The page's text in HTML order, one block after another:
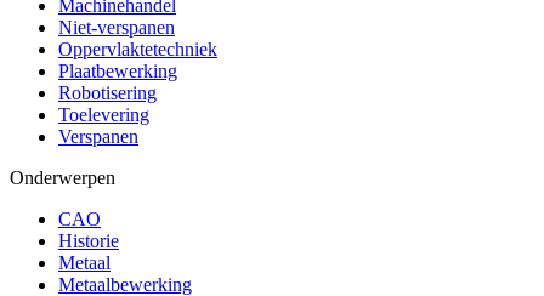
Machinehandel
Niet-verspanen
Oppervlaktetechniek
Plaatbewerking
Robotisering
Toelevering
Verspanen
Onderwerpen
CAO
Historie
Metaal
Metaalbewerking